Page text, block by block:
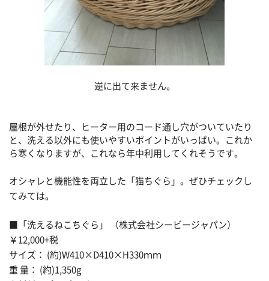
逆に出て来ません。
屋根が外せたり、ヒーター用のコード通し穴がついていたり
と、洗える以外にも使いやすいポイントがいっぱい。これか
ら寒くなりますが、これなら年中利用してくれそうです。
オシャレと機能性を両立した「猫ちぐら」。ぜひチェックし
てみては。
■「洗えるねこちぐら」 （株式会社シービージャパン）
￥12,000+税
サイズ： (約)W410×D410×H330ｍｍ
重 量： (約)1,350g